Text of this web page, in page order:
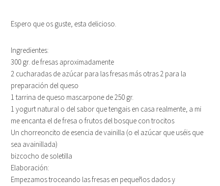
Espero que os guste, esta delicioso.
Ingredientes:
300 gr. de fresas aproximadamente
2 cucharadas de azúcar para las fresas más otras 2 para la
preparación del queso
1 tarrina de queso mascarpone de 250 gr.
1 yogurt natural o del sabor que tengais en casa realmente, a mi
me encanta el de fresa o frutos del bosque con trocitos
Un chorreoncito de esencia de vainilla (o el azúcar que uséis que
sea avainillada)
bizcocho de soletilla
Elaboración:
Empezamos troceando las fresas en pequeños dados y